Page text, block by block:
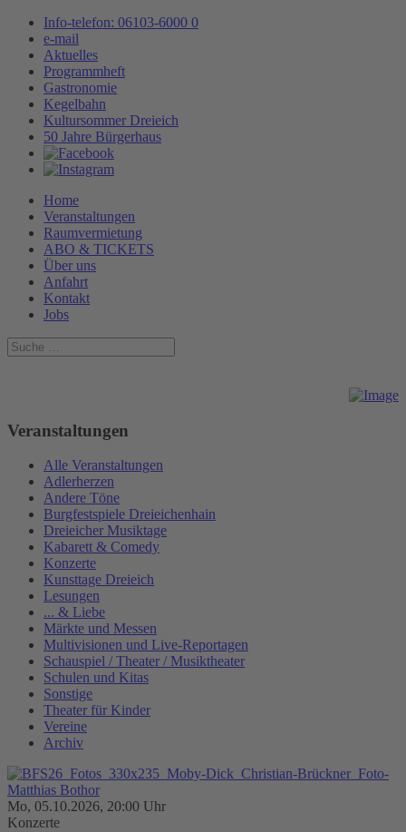
Info-telefon: 06103-6000 0
e-mail
Aktuelles
Programmheft
Gastronomie
Kegelbahn
Kultursommer Dreieich
50 Jahre Bürgerhaus
Home
Veranstaltungen
Raumvermietung
ABO & TICKETS
Über uns
Anfahrt
Kontakt
Jobs
Veranstaltungen
Alle Veranstaltungen
Adlerherzen
Andere Töne
Burgfestspiele Dreieichenhain
Dreieicher Musiktage
Kabarett & Comedy
Konzerte
Kunsttage Dreieich
Lesungen
... & Liebe
Märkte und Messen
Multivisionen und Live-Reportagen
Schauspiel / Theater / Musiktheater
Schulen und Kitas
Sonstige
Theater für Kinder
Vereine
Archiv
Mo, 05.10.2026, 20:00 Uhr
Konzerte